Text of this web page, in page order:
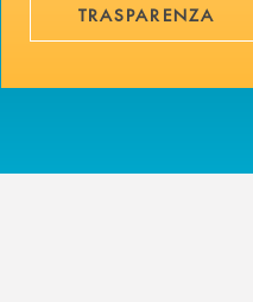
TRASPARENZA